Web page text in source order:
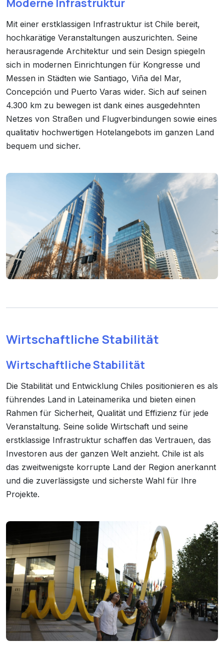
Moderne Infrastruktur
Mit einer erstklassigen Infrastruktur ist Chile bereit,
hochkarätige Veranstaltungen auszurichten. Seine
herausragende Architektur und sein Design spiegeln
sich in modernen Einrichtungen für Kongresse und
Messen in Städten wie Santiago, Viña del Mar,
Concepción und Puerto Varas wider. Sich auf seinen
4.300 km zu bewegen ist dank eines ausgedehnten
Netzes von Straßen und Flugverbindungen sowie eines
qualitativ hochwertigen Hotelangebots im ganzen Land
bequem und sicher.
Wirtschaftliche Stabilität
Wirtschaftliche Stabilität
Die Stabilität und Entwicklung Chiles positionieren es als
führendes Land in Lateinamerika und bieten einen
Rahmen für Sicherheit, Qualität und Effizienz für jede
Veranstaltung. Seine solide Wirtschaft und seine
erstklassige Infrastruktur schaffen das Vertrauen, das
Investoren aus der ganzen Welt anzieht. Chile ist als
das zweitwenigste korrupte Land der Region anerkannt
und die zuverlässigste und sicherste Wahl für Ihre
Projekte.